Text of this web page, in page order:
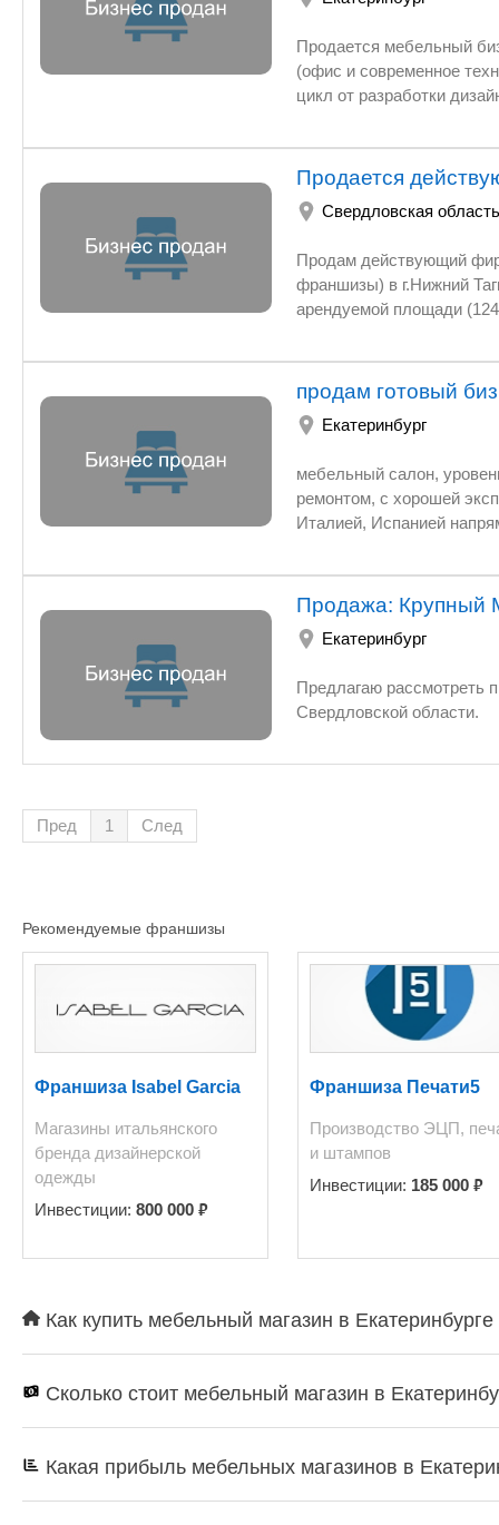
Продается мебельный бизнес.
(офис и современное
цикл от разработки
цену включены все станки и оборудование. Весь основной штат остается. Бизнес не требует
дополнительных
оптимизированного сайта. Ежемесячно приносит стабильный доход. В связи с
собственника в другой
Продается
Свердловская область
Продам действующий
франшизы) в г.Нижний Тагил Свердловской обл., расположенный в мебельном
арендуемой площади
продам готовый
Екатеринбург
мебельный салон,
ремонтом, с хорошей
Италией, Испанией
Продажа:
Екатеринбург
Предлагаю рассмотреть
Свердловской области.
Пред 1 След
Рекомендуемые франшизы
Франшиза Isabel Garcia
Магазины итальянского
бренда дизайнерской
одежды
Инвестиции: 800 000 ₽
Франшиза Печати5
Производство ЭЦП,
и штампов
Инвестиции: 185 000 ₽
Как купить мебельный магазин в
Сколько стоит мебельный магазин в
Какая прибыль мебельных магазинов в